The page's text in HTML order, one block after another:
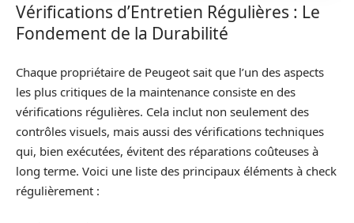
Vérifications d’Entretien Régulières : Le
Fondement de la Durabilité
Chaque propriétaire de Peugeot sait que l’un des aspects
les plus critiques de la maintenance consiste en des
vérifications régulières. Cela inclut non seulement des
contrôles visuels, mais aussi des vérifications techniques
qui, bien exécutées, évitent des réparations coûteuses à
long terme. Voici une liste des principaux éléments à check
régulièrement :